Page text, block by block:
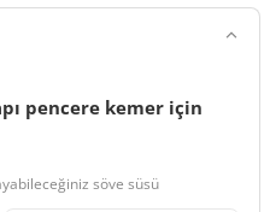
pencere kemer için
söve süsü